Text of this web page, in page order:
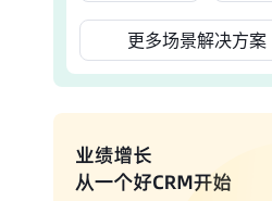
更多场景解决方案